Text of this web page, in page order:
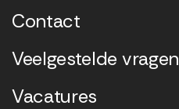
Contact
Veelgestelde vragen
Vacatures